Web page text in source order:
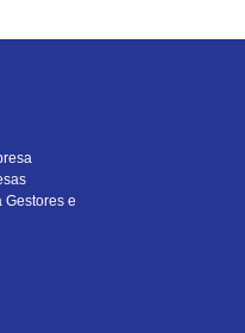
Gestores e